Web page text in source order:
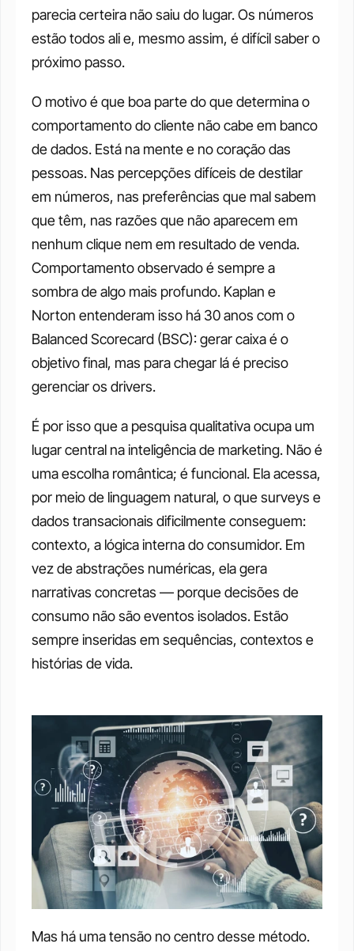
parecia certeira não saiu do lugar. Os números
estão todos ali e, mesmo assim, é difícil saber o
próximo passo.
O motivo é que boa parte do que determina o
comportamento do cliente não cabe em banco
de dados. Está na mente e no coração das
pessoas. Nas percepções difíceis de destilar
em números, nas preferências que mal sabem
que têm, nas razões que não aparecem em
nenhum clique nem em resultado de venda.
Comportamento observado é sempre a
sombra de algo mais profundo. Kaplan e
Norton entenderam isso há 30 anos com o
Balanced Scorecard (BSC): gerar caixa é o
objetivo final, mas para chegar lá é preciso
gerenciar os drivers.
É por isso que a pesquisa qualitativa ocupa um
lugar central na inteligência de marketing. Não é
uma escolha romântica; é funcional. Ela acessa,
por meio de linguagem natural, o que surveys e
dados transacionais dificilmente conseguem:
contexto, a lógica interna do consumidor. Em
vez de abstrações numéricas, ela gera
narrativas concretas — porque decisões de
consumo não são eventos isolados. Estão
sempre inseridas em sequências, contextos e
histórias de vida.
Mas há uma tensão no centro desse método.